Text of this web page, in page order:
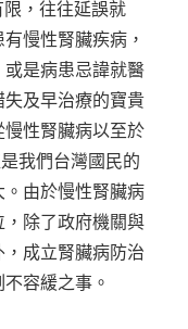
，往往延誤就
慢性腎臟疾病，
是病患忌諱就醫
及早治療的寶貴
慢性腎臟病以至於
我們台灣國民的
由於慢性腎臟病
除了政府機關與
成立腎臟病防治
容緩之事。